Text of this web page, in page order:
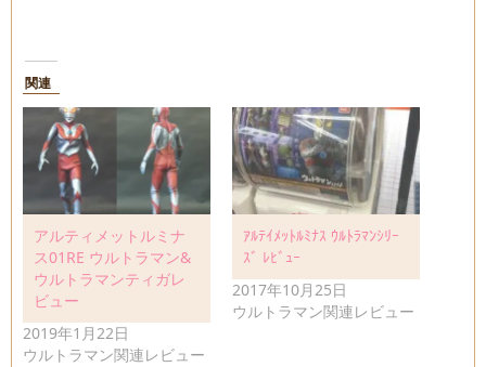
中…
関連
アルティメットルミナ
ス01RE ウルトラマン&
ウルトラマンティガレ
ビュー
2019年1月22日
ウルトラマン関連レビュー
ｱﾙﾃｲﾒｯﾄﾙﾐﾅｽ ｳﾙﾄﾗﾏﾝｼﾘｰ
ｽﾞ ﾚﾋﾞｭｰ
2017年10月25日
ウルトラマン関連レビュー